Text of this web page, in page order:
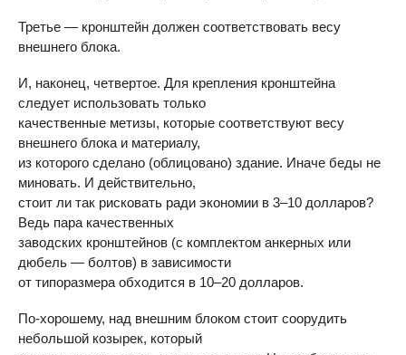
Третье — кронштейн должен соответствовать весу
внешнего блока.
И, наконец, четвертое. Для крепления кронштейна
следует использовать только
качественные метизы, которые соответствуют весу
внешнего блока и материалу,
из которого сделано (облицовано) здание. Иначе беды не
миновать. И действительно,
стоит ли так рисковать ради экономии в 3–10 долларов?
Ведь пара качественных
заводских кронштейнов (с комплектом анкерных или
дюбель — болтов) в зависимости
от типоразмера обходится в 10–20 долларов.
По-хорошему, над внешним блоком стоит соорудить
небольшой козырек, который